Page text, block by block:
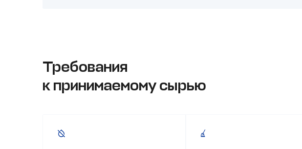
Требования
к принимаемому сырью